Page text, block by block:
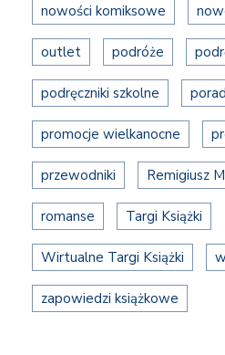
nowości komiksowe
outlet podróże
podręczniki szkolne
promocje wielkanocne
przewodniki Remigiusz
romanse Targi Książki
Wirtualne Targi Książki
zapowiedzi książkowe